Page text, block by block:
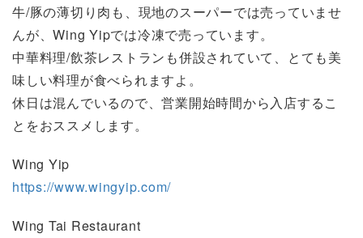
牛/豚の薄切り肉も、現地のスーパーでは売っていませ
んが、Wing Yipでは冷凍で売っています。
中華料理/飲茶レストランも併設されていて、とても美
味しい料理が食べられますよ。
休日は混んでいるので、営業開始時間から入店するこ
とをおススメします。
Wing Yip
https://www.wingyip.com/
Wing Tai Restaurant